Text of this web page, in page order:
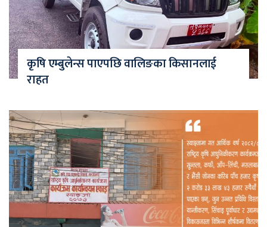
कृषि एम्बुलेन्स पाएपछि वालिङका किसानलाई
राहत